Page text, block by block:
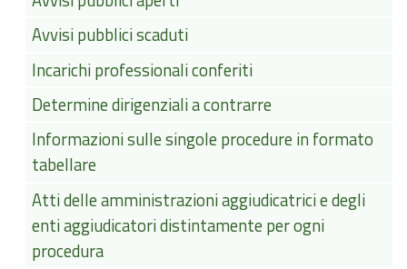
Avvisi pubblici scaduti
Incarichi professionali conferiti
Determine dirigenziali a contrarre
Informazioni sulle singole procedure in formato
tabellare
Atti delle amministrazioni aggiudicatrici e degli
enti aggiudicatori distintamente per ogni
procedura